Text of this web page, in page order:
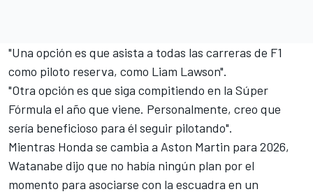
"Una opción es que asista a todas las carreras de F1
como piloto reserva, como Liam Lawson".
"Otra opción es que siga compitiendo en la Súper
Fórmula el año que viene. Personalmente, creo que
sería beneficioso para él seguir pilotando".
Mientras Honda se cambia a Aston Martin para 2026,
Watanabe dijo que no había ningún plan por el
momento para asociarse con la escuadra en un